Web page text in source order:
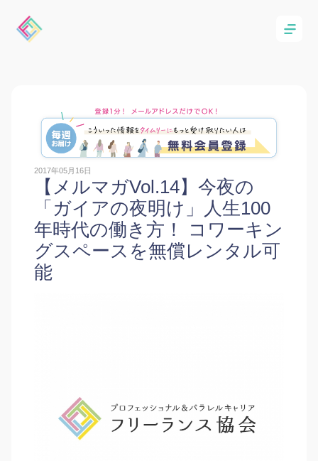
2017年05月16日
【メルマガVol.14】今夜の
「ガイアの夜明け」人生100
年時代の働き方！ コワーキン
グスペースを無償レンタル可
能